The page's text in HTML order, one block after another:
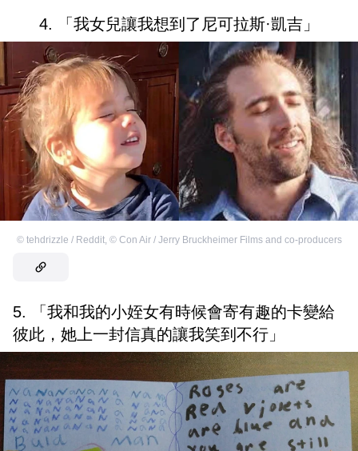
4. 「我女兒讓我想到了尼可拉斯·凱吉」
© tehdrizzle / Reddit, © Con Air / Jerry Bruckheimer Films and co-producers
5. 「我和我的小姪女有時候會寄有趣的卡變給
彼此，她上一封信真的讓我笑到不行」